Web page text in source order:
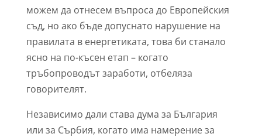
можем да отнесем въпроса до Европейския
съд, но ако бъде допуснато нарушение на
правилата в енергетиката, това би станало
ясно на по-късен етап – когато
тръбопроводът заработи, отбеляза
говорителят.
Независимо дали става дума за България
или за Сърбия, когато има намерение за